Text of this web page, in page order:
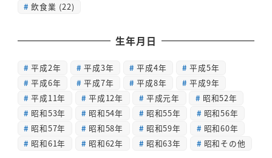
飲食業 (22)
生年月日
平成2年 平成3年 平成4年
平成5年
平成6年
平成7年 平成8年
平成9年
平成11年
平成12年 平成元年
昭和52年
昭和53年
昭和54年 昭和55年
昭和56年
昭和57年
昭和58年 昭和59年
昭和60年
昭和61年
昭和62年 昭和63年 昭和その他